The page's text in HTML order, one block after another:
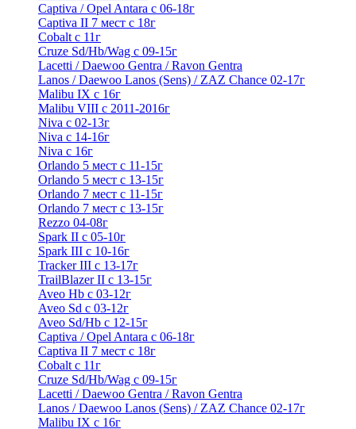
Captiva / Opel Antara с 06-18г
Captiva II 7 мест с 18г
Cobalt с 11г
Cruze Sd/Hb/Wag c 09-15г
Lacetti / Daewoo Gentra / Ravon Gentra
Lanos / Daewoo Lanos (Sens) / ZAZ Chance 02-17г
Malibu IX с 16г
Malibu VIII с 2011-2016г
Niva с 02-13г
Niva с 14-16г
Niva с 16г
Orlando 5 мест с 11-15г
Orlando 5 мест с 13-15г
Orlando 7 мест с 11-15г
Orlando 7 мест с 13-15г
Rezzo 04-08г
Spark II с 05-10г
Spark III с 10-16г
Tracker III с 13-17г
TrailBlazer II с 13-15г
Aveo Hb с 03-12г
Aveo Sd с 03-12г
Aveo Sd/Hb с 12-15г
Captiva / Opel Antara с 06-18г
Captiva II 7 мест с 18г
Cobalt с 11г
Cruze Sd/Hb/Wag c 09-15г
Lacetti / Daewoo Gentra / Ravon Gentra
Lanos / Daewoo Lanos (Sens) / ZAZ Chance 02-17г
Malibu IX с 16г